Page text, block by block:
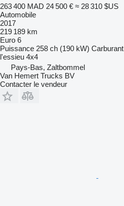
263 400 MAD 24 500 € ≈ 28 310 $US
Automobile
2017
219 189 km
Euro 6
Puissance 258 ch (190 kW) Carburant
l'essieu 4x4
Pays-Bas, Zaltbommel
Van Hemert Trucks BV
Contacter le vendeur